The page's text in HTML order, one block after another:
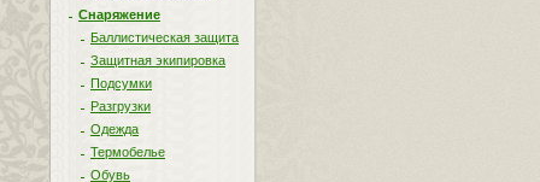
Снаряжение
Баллистическая защита
Защитная экипировка
Подсумки
Разгрузки
Одежда
Термобелье
Обувь